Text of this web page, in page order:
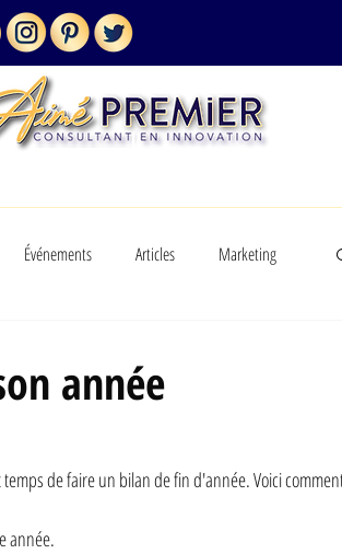
Événements Articles Marketing
année
de faire un bilan de fin d'année. Voici
année.